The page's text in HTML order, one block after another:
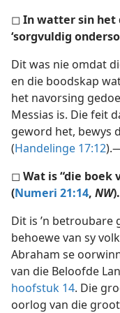
◻ In watter sin het
‘sorgvuldig
Dit was nie omdat
en die boodskap
het navorsing
Messias is. Die feit
geword het, bewys
(Handelinge 17:12
◻ Wat is “die boek
(Numeri 21:14, NW).
Dit is ’n betroubare
behoewe van sy
Abraham se
van die Beloofde
hoofstuk 14. Die
oorlog van die